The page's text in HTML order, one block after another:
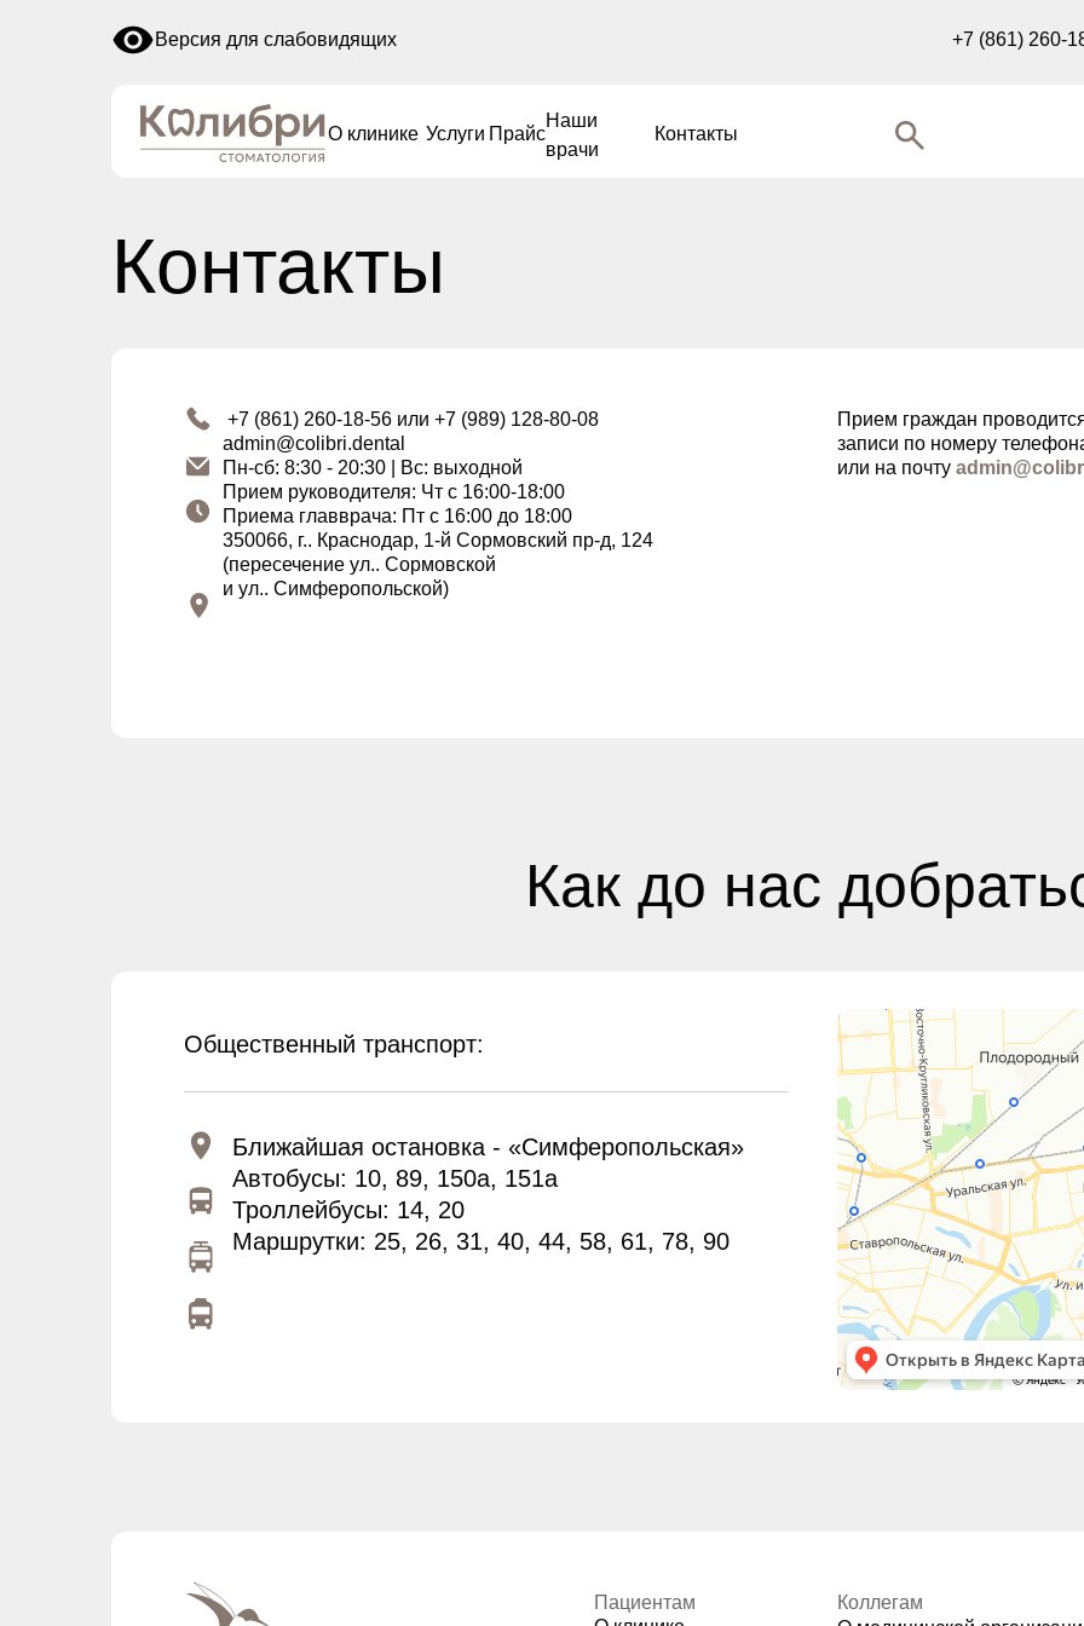
+7 (861) 260-
О клинике Услуги Прайс
Наши
врачи
Контакты
Версия для слабовидящих
Контакты
+7 (861) 260-18-56 или +7 (989) 128-80-08
admin@colibri.dental
Пн-сб: 8:30 - 20:30 | Вс: выходной
Прием руководителя: Чт с 16:00-18:00
Приема главврача: Пт с 16:00 до 18:00
350066, г.. Краснодар, 1-й Сормовский пр-д, 124
(пересечение ул.. Сормовской
и ул.. Симферопольской)
Прием граждан
записи по номеру
или на почту
Как до нас
Общественный транспорт:
Ближайшая остановка - «Симферопольская»
Автобусы: 10, 89, 150а, 151а
Троллейбусы: 14, 20
Маршрутки: 25, 26, 31, 40, 44, 58, 61, 78, 90
Пациентам
Коллегам